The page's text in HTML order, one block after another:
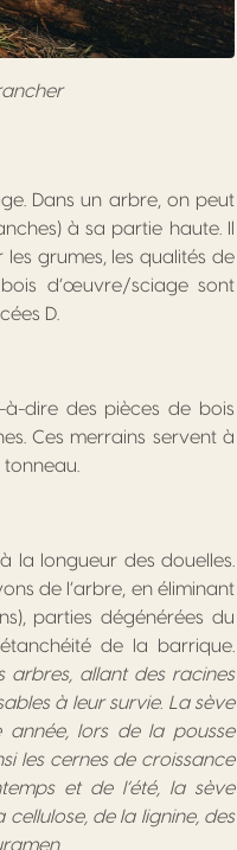
Dans un arbre, on peut
à sa partie haute. Il
grumes, les qualités de
d’œuvre/sciage sont
D.
à-dire des pièces de bois
Ces merrains servent à
la longueur des douelles.
de l’arbre, en éliminant
parties dégénérées du
de la barrique.
arbres, allant des racines
à leur survie. La sève
année, lors de la pousse
les cernes de croissance
et de l’été, la sève
de la lignine, des